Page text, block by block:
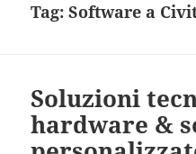
Tag:Software a
Soluzioni
hardware &